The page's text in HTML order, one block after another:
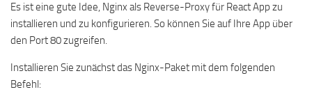
Es ist eine gute Idee, Nginx als Reverse-Proxy für React App zu
installieren und zu konfigurieren. So können Sie auf Ihre App über
den Port 80 zugreifen.
Installieren Sie zunächst das Nginx-Paket mit dem folgenden
Befehl: